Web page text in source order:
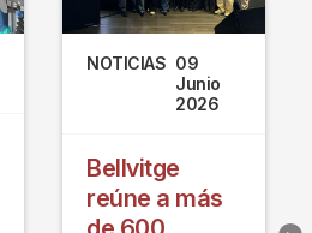
NOTICIAS 09
Junio
2026
Bellvitge
reúne a más